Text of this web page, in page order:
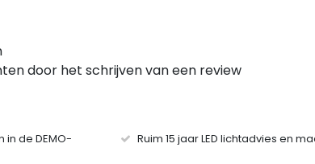
door het schrijven van een review
in de DEMO-
Ruim 15 jaar LED lichtadvies en